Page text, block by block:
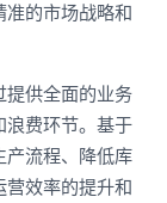
准的市场战略和
提供全面的业务
浪费环节。基于
产流程、降低库
效率的提升和